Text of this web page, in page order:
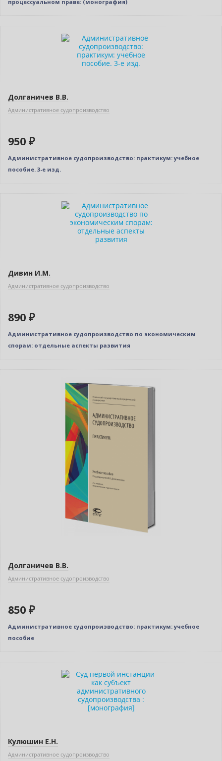
процессуальном праве: (монография)
Долганичев В.В.
Административное судопроизводство
950 ₽
Административное судопроизводство: практикум: учебное
пособие. 3-е изд.
Дивин И.М.
Административное судопроизводство
890 ₽
Административное судопроизводство по экономическим
спорам: отдельные аспекты развития
Долганичев В.В.
Административное судопроизводство
850 ₽
Админиcтративное судопроизводство: практикум: учебное
пособие
Кулюшин Е.Н.
Административное судопроизводство